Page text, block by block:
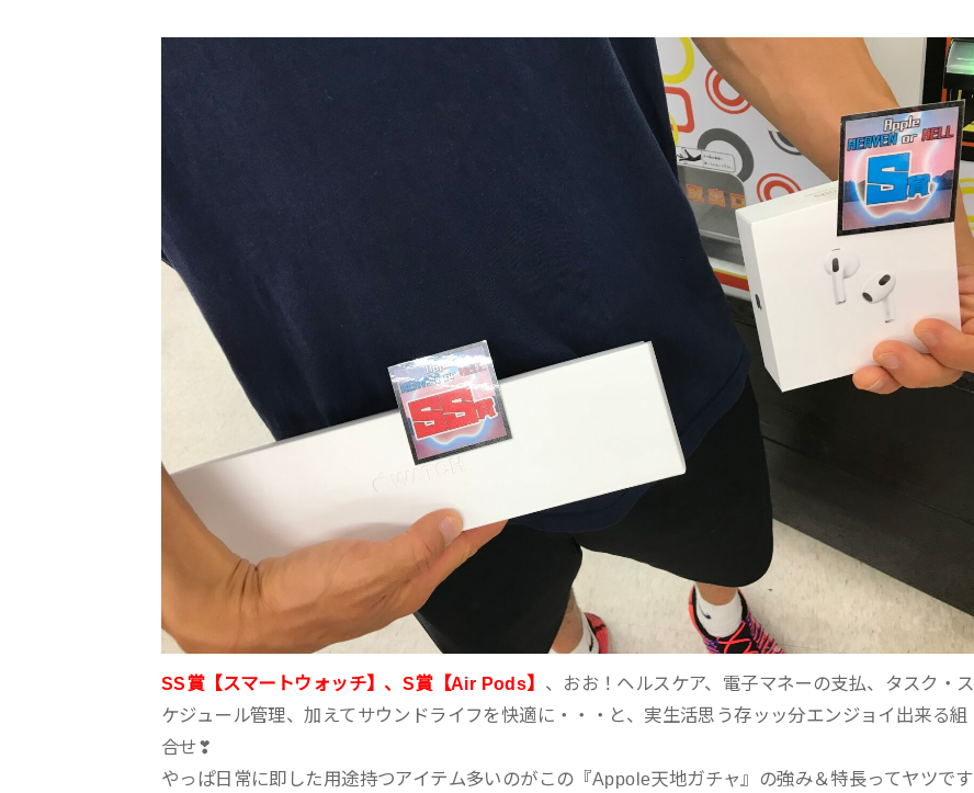
SS賞【スマートウォッチ】、S賞【Air Pods】 、おお！ヘルスケア、電子マネーの支払、タスク・ス
ケジュール管理、加えてサウンドライフを快適に・・・と、実生活思う存ッッ分エンジョイ出来る組
合せ❣
やっぱ日常に即した用途持つアイテム多いのがこの『Appole天地ガチャ』の強み＆特長ってヤツです